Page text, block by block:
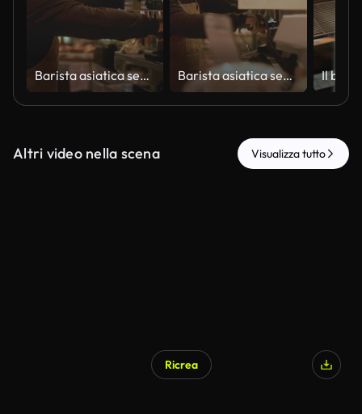
Barista asiatica senior che prepara caffè fresco alla macchina per espresso in un caffè Barista asiatica senior che prepara caffè fresco alla macchina per espresso in un caffè
Altri video nella scena Visualizza tutto
Ricrea